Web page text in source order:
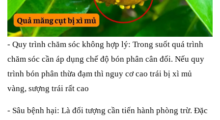
- Quy trình chăm sóc không hợp lý: Trong suốt quá trình
chăm sóc cần áp dụng chế độ bón phân cân đối. Nếu quy
trình bón phân thừa đạm thì nguy cơ cao trái bị xì mủ
vàng, sượng trái rất cao
- Sâu bệnh hại: Là đối tượng cần tiến hành phòng trừ. Đặc